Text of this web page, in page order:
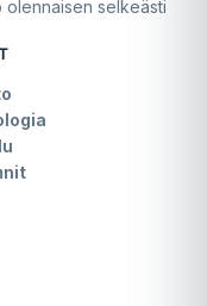
olennaisen selkeästi